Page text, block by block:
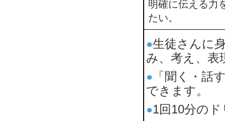
明確に伝える力
たい。
●生徒さんに
み、考え、表
● 「聞く・話
できます。
●1回10分の